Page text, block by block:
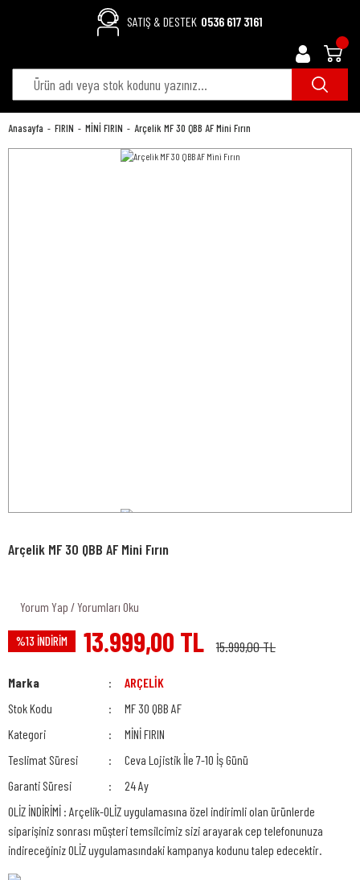
SATIŞ & DESTEK 0536 617 3161
Anasayfa FIRIN MİNİ FIRIN Arçelik MF 30 QBB AF Mini Fırın
Arçelik MF 30 QBB AF Mini Fırın
Yorum Yap / Yorumları Oku
%13 İNDİRİM 13.999,00 TL 15.999,00 TL
Marka
ARÇELİK
Stok Kodu
MF 30 QBB AF
Kategori
MİNİ FIRIN
Teslimat Süresi
Ceva Lojistik İle 7-10 İş Günü
Garanti Süresi
24 Ay
OLİZ İNDİRİMİ : Arçelik-OLİZ uygulamasına özel indirimli olan ürünlerde
siparişiniz sonrası müşteri temsilcimiz sizi arayarak cep telefonunuza
indireceğiniz OLİZ uygulamasındaki kampanya kodunu talep edecektir.